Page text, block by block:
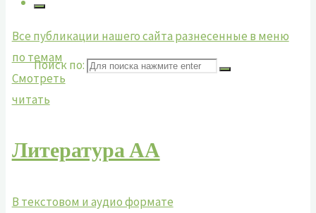
Поиск по:
Все публикации нашего сайта разнесенные в меню
по темам
Смотреть
читать
Литература АА
В текстовом и аудио формате